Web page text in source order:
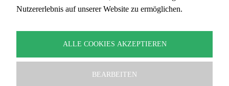
Datenschutzbestimmungen
Nutzererlebnis auf unserer Website zu ermöglichen.
ALLE COOKIES AKZEPTIEREN
BEARBEITEN